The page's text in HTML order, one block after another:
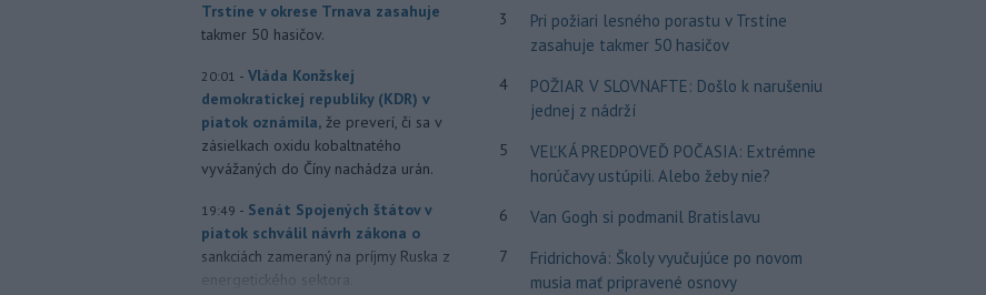
Trstíne v okrese Trnava zasahuje
takmer 50 hasičov.
20:01 - Vláda Konžskej
demokratickej republiky (KDR) v
piatok oznámila, že preverí, či sa v
zásielkach oxidu kobaltnatého
vyvážaných do Číny nachádza urán.
19:49 - Senát Spojených štátov v
piatok schválil návrh zákona o
sankciách zameraný na príjmy Ruska z
energetického sektora.
3
Pri požiari lesného porastu v Trstíne
zasahuje takmer 50 hasičov
4
POŽIAR V SLOVNAFTE: Došlo k narušeniu
jednej z nádrží
5
VEĽKÁ PREDPOVEĎ POČASIA: Extrémne
horúčavy ustúpili. Alebo žeby nie?
6 Van Gogh si podmanil Bratislavu
7
Fridrichová: Školy vyučujúce po novom
musia mať pripravené osnovy